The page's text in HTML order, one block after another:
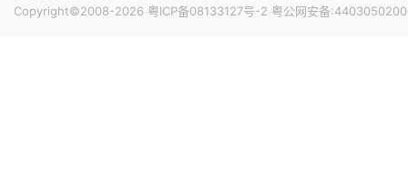
Copyright©2008-2026 粤ICP备08133127号-2 粤公网安备